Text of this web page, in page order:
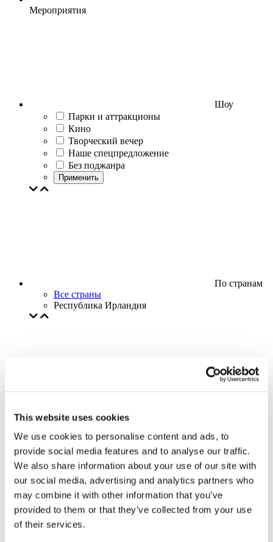
This website uses cookies
We use cookies to personalise content and ads, to
provide social media features and to analyse our traffic.
We also share information about your use of our site with
our social media, advertising and analytics partners who
may combine it with other information that you’ve
provided to them or that they’ve collected from your use
of their services.
Мероприятия
Шоу
Парки и аттракционы
Кино
Творческий вечер
Наше спецпредложение
Без поджанра
Применить
По странам
Все страны
Республика Ирландия